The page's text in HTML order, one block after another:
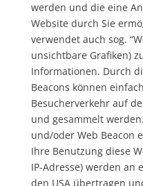
werden und die eine
Website durch Sie
verwendet auch sog.
unsichtbare Grafiken)
Informationen. Durch
Beacons können
Besucherverkehr auf
und gesammelt
und/oder Web Beacon
Ihre Benutzung diese
IP-Adresse) werden an
den USA übertragen